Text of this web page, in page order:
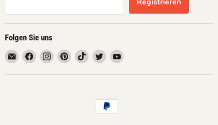
Folgen Sie uns
Email
fruimundo
Finden
Sie
uns
Finden
Sie
uns
Finden
Sie
uns
Pinterest
Finden
Sie
uns
TikTok
Finden
Sie
uns
Twitter
Finden
uns